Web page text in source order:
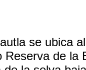
se ubica
Reserva de la